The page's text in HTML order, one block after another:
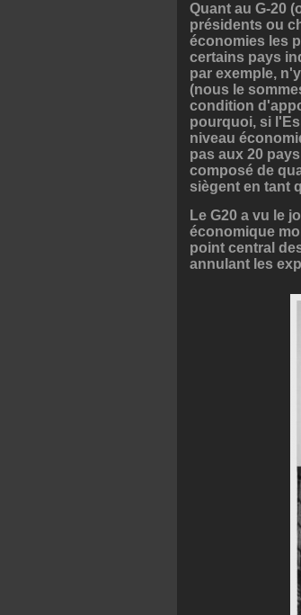
Quant au G-20
présidents ou
économies les
certains pays
par exemple,
(nous le
condition
pourquoi, si
niveau
pas aux 20
composé de
siègent en tant
Le G20 a vu le
économique
point central
annulant les